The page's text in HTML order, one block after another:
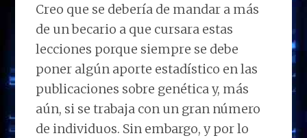
Creo que se debería de mandar a más
de un becario a que cursara estas
lecciones porque siempre se debe
poner algún aporte estadístico en las
publicaciones sobre genética y, más
aún, si se trabaja con un gran número
de individuos. Sin embargo, y por lo